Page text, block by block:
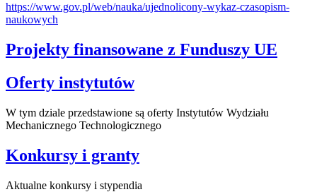
https://www.gov.pl/web/nauka/ujednolicony-wykaz-czasopism-
naukowych
Projekty finansowane z Funduszy UE
Oferty instytutów
W tym dziale przedstawione są oferty Instytutów Wydziału
Mechanicznego Technologicznego
Konkursy i granty
Aktualne konkursy i stypendia